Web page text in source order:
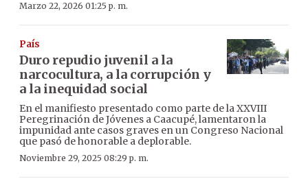
Marzo 22, 2026 01:25 p. m.
País
Duro repudio juvenil a la
narcocultura, a la corrupción y
a la inequidad social
En el manifiesto presentado como parte de la XXVIII
Peregrinación de Jóvenes a Caacupé, lamentaron la
impunidad ante casos graves en un Congreso Nacional
que pasó de honorable a deplorable.
Noviembre 29, 2025 08:29 p. m.